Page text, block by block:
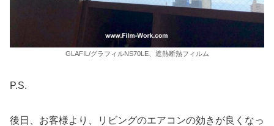
GLAFIL/グラフィルNS70LE、遮熱断熱フィルム
P.S.
後日、お客様より、リビングのエアコンの効きが良くなっ